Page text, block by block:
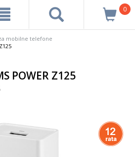
0
mobilne telefone
POWER Z125